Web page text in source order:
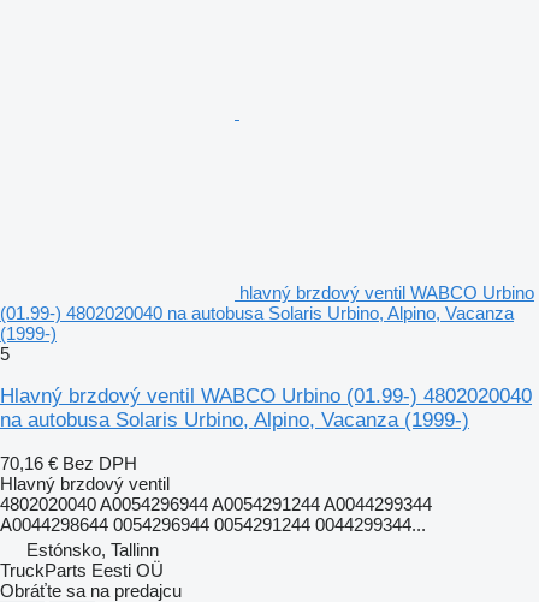
hlavný brzdový ventil WABCO Urbino
(01.99-) 4802020040 na autobusa Solaris Urbino, Alpino, Vacanza
(1999-)
5
Hlavný brzdový ventil WABCO Urbino (01.99-) 4802020040
na autobusa Solaris Urbino, Alpino, Vacanza (1999-)
70,16 € Bez DPH
Hlavný brzdový ventil
4802020040 A0054296944 A0054291244 A0044299344
A0044298644 0054296944 0054291244 0044299344...
Estónsko, Tallinn
TruckParts Eesti OÜ
Obráťte sa na predajcu